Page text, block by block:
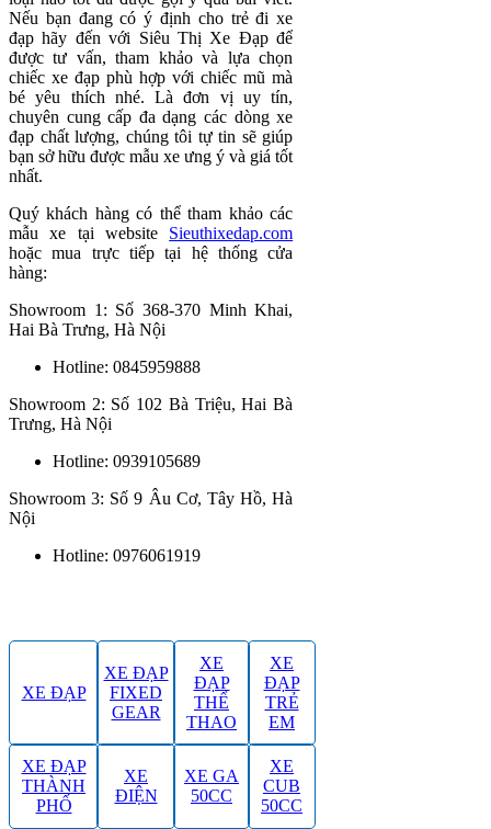
Nếu bạn đang có ý định cho trẻ đi xe
đạp hãy đến với Siêu Thị Xe Đạp để
được tư vấn, tham khảo và lựa chọn
chiếc xe đạp phù hợp với chiếc mũ mà
bé yêu thích nhé. Là đơn vị uy tín,
chuyên cung cấp đa dạng các dòng xe
đạp chất lượng, chúng tôi tự tin sẽ giúp
bạn sở hữu được mẫu xe ưng ý và giá tốt
nhất.
Quý khách hàng có thể tham khảo các
mẫu xe tại website Sieuthixedap.com
hoặc mua trực tiếp tại hệ thống cửa
hàng:
Showroom 1: Số 368-370 Minh Khai,
Hai Bà Trưng, Hà Nội
Hotline: 0845959888
Showroom 2: Số 102 Bà Triệu, Hai Bà
Trưng, Hà Nội
Hotline: 0939105689
Showroom 3: Số 9 Âu Cơ, Tây Hồ, Hà
Nội
Hotline: 0976061919
XE ĐẠP
XE ĐẠP
FIXED
GEAR
XE
ĐẠP
THỂ
THAO
XE
ĐẠP
TRẺ
EM
XE ĐẠP
THÀNH
PHỐ
XE
ĐIỆN
XE GA
50CC
XE
CUB
50CC